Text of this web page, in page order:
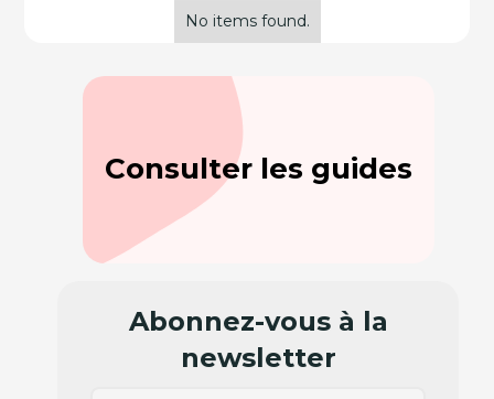
No items found.
Consulter les guides
Abonnez-vous à la
newsletter